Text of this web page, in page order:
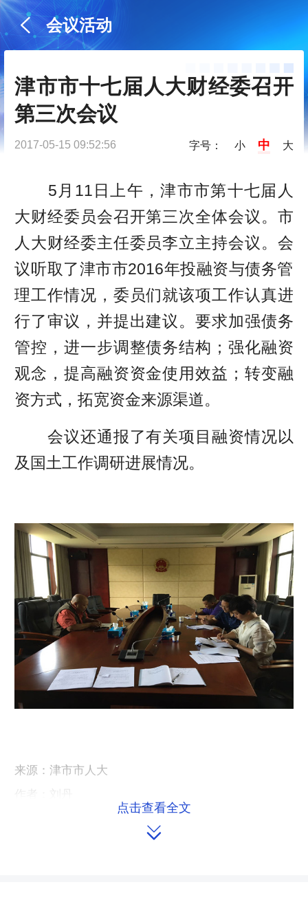
会议活动
津市市十七届人大财经委召开
第三次会议
2017-05-15 09:52:56 字号： 小 中 大
5月11日上午，津市市第十七届人
大财经委员会召开第三次全体会议。市
人大财经委主任委员李立主持会议。会
议听取了津市市2016年投融资与债务管
理工作情况，委员们就该项工作认真进
行了审议，并提出建议。要求加强债务
管控，进一步调整债务结构；强化融资
观念，提高融资资金使用效益；转变融
资方式，拓宽资金来源渠道。
会议还通报了有关项目融资情况以
及国土工作调研进展情况。
来源：津市市人大
点击查看全文
